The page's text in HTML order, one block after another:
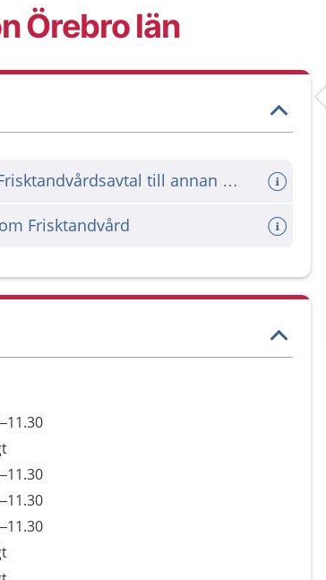
Örebro län
Flytta ditt Frisktandvårdsavtal till annan Folktandvårdsklinik i Sverige
Frisktandvård